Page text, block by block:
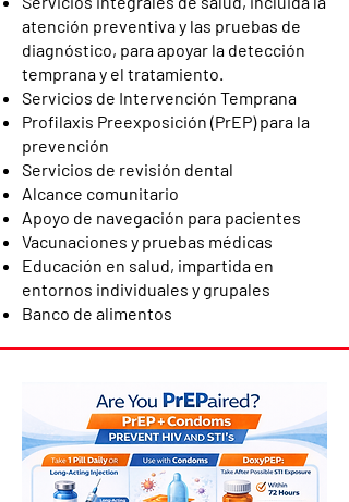
atención preventiva y las pruebas de
diagnóstico, para apoyar la detección
temprana y el tratamiento.
Servicios de Intervención Temprana
Profilaxis Preexposición (PrEP) para la
prevención
Servicios de revisión dental
Alcance comunitario
Apoyo de navegación para pacientes
Vacunaciones y pruebas médicas
Educación en salud, impartida en
entornos individuales y grupales
Banco de alimentos